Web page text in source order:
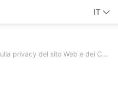
IT
Informativa sulla privacy del sito Web e dei Cookie